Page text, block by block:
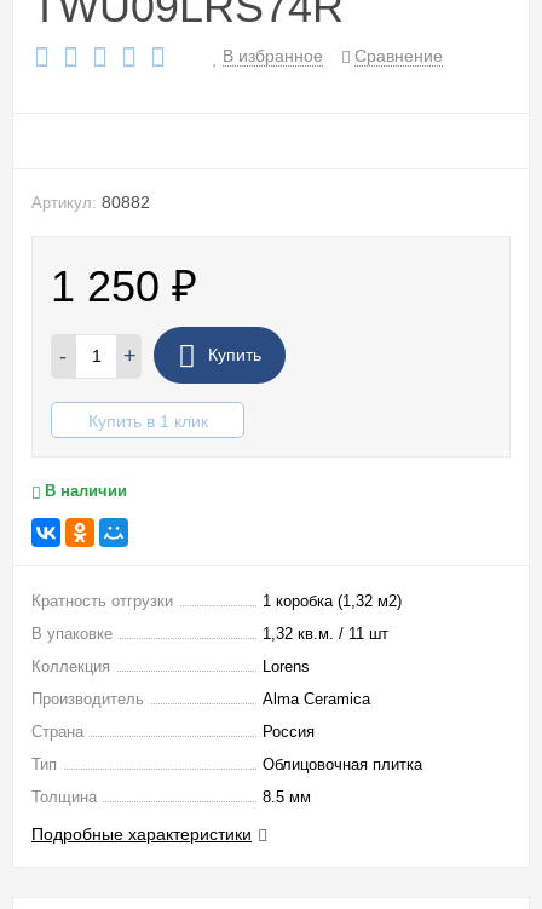
В избранное Сравнение
Артикул: 80882
1 250 ₽
- + Купить
Купить в 1 клик
В наличии
Кратность отгрузки
1 коробка (1,32 м2)
В упаковке
1,32 кв.м. / 11 шт
Коллекция
Lorens
Производитель
Alma Ceramica
Страна
Россия
Тип
Облицовочная плитка
Толщина
8.5 мм
Подробные характеристики